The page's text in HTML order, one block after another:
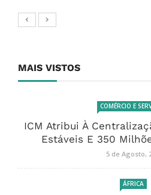
MAIS VISTOS
COMÉRCIO E
ICM Atribui À
Estáveis E 350
5 de Agosto,
ÁFRICA